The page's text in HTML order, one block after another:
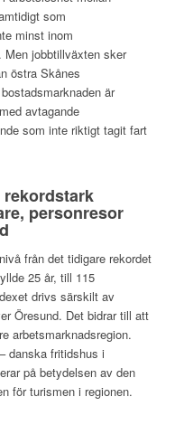
som
minst inom
jobbtillväxten sker
östra Skånes
är
avtagande
som inte riktigt tagit fart
personresor
från det tidigare rekordet
25 år, till 115
drivs särskilt av
Öresund. Det bidrar till att
arbetsmarknadsregion.
danska fritidshus i
på betydelsen av den
för turismen i regionen.